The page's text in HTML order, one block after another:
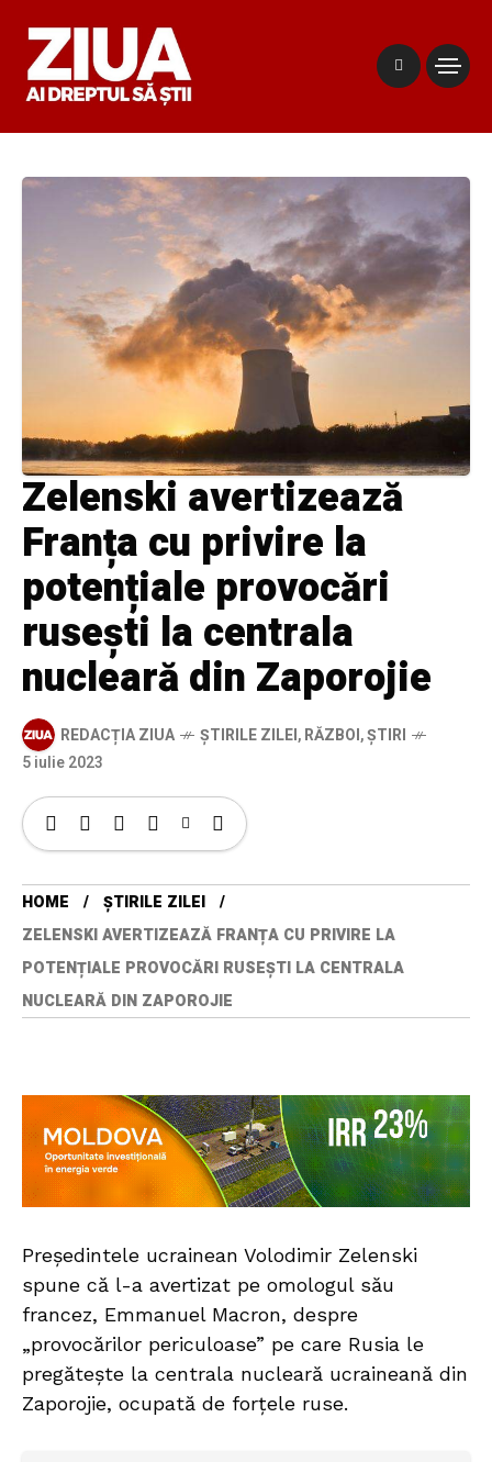
Zelenski avertizează
Franța cu privire la
potențiale provocări
rusești la centrala
nucleară din Zaporojie
REDACȚIA ZIUA ȘTIRILE ZILEI,RĂZBOI,ȘTIRI
5 iulie 2023
HOME
ȘTIRILE ZILEI
ZELENSKI AVERTIZEAZĂ FRANȚA CU PRIVIRE LA
POTENȚIALE PROVOCĂRI RUSEȘTI LA CENTRALA
NUCLEARĂ DIN ZAPOROJIE
Președintele ucrainean Volodimir Zelenski
spune că l-a avertizat pe omologul său
francez, Emmanuel Macron, despre
„provocărilor periculoase” pe care Rusia le
pregătește la centrala nucleară ucraineană din
Zaporojie, ocupată de forțele ruse.